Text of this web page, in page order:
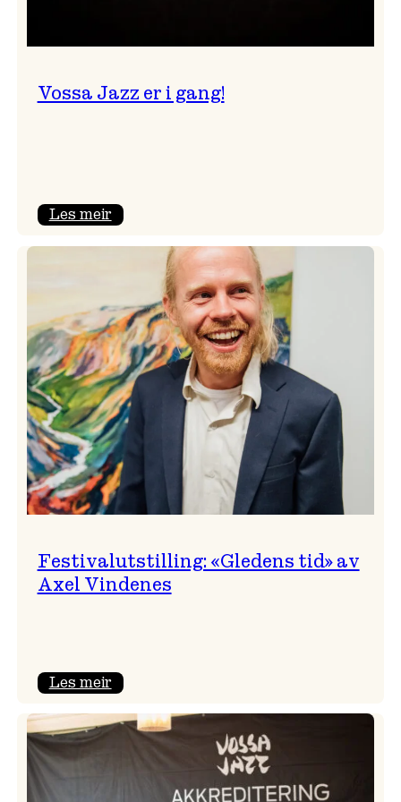
Vossa Jazz er i gang!
Les meir:
gang!
Festivalutstilling: «Gledens tid» av
Axel Vindenes
Les meir:
«Gledens